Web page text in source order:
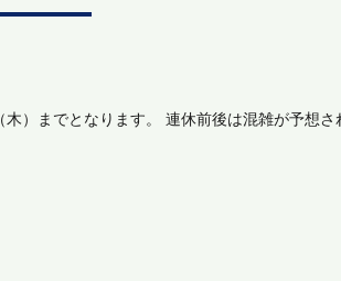
）までとなります。 連休前後は混雑が予想